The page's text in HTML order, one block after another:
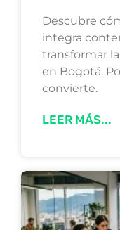
Descubre
integra
transformar
en Bogotá.
convierte.
LEER MÁS...